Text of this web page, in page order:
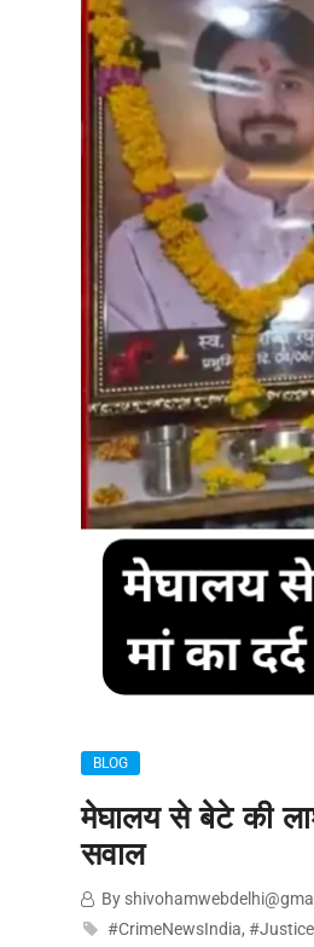
BLOG
मेघालय से बेटे की
सवाल
By
#CrimeNewsIndia,